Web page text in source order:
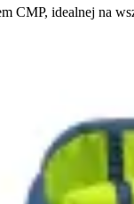
CMP, idealnej na